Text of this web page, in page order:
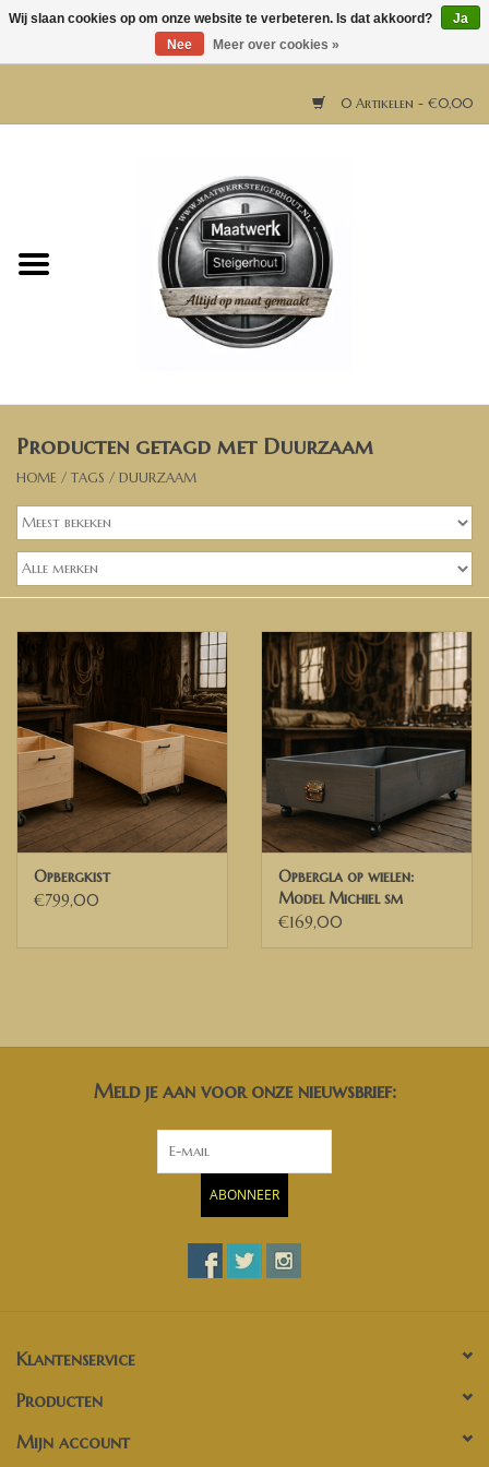
0 Artikelen - €0,00
Horeca meubels
Bartafels
Banken, stoelen &
(Bar)krukken
Hoekbanken
Plantenbakken
Opbergkisten
Zuilen & Pilaren
Blog
Producten getagd met Duurzaam
HOME / TAGS / DUURZAAM
Opbergkist
€799,00
Opbergla op wielen:
Model Michiel sm
€169,00
Meld je aan voor onze nieuwsbrief:
ABONNEER
Klantenservice
Producten
Mijn account
Wij slaan cookies op om onze website te verbeteren. Is dat akkoord?
Ja
Nee
Meer over cookies »